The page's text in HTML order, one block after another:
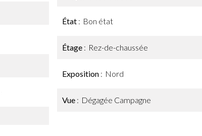
État Bon état
Étage Rez-de-chaussée
Exposition Nord
Vue Dégagée Campagne